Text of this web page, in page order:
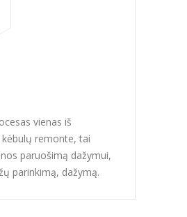
vienas iš
kėbulų remonte, tai
paruošimą dažymui,
parinkimą, dažymą.